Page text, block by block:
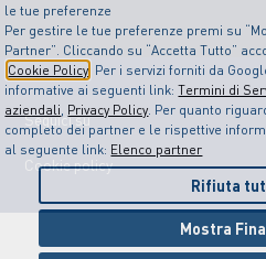
le tue preferenze
Per gestire le tue preferenze premi su
Partner”. Cliccando su “Accetta Tutto”
Cookie Policy . Per i servizi forniti da
informative ai seguenti link:Termini di
aziendali, Privacy Policy. Per quanto
completo dei partner e le rispettive
al seguente link: Elenco partner
Rifiuta
Mostra
Seguici su
Cookie policy